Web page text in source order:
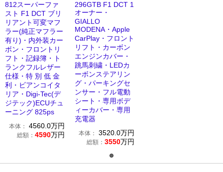
812スーパーファ
スト F1 DCT ブリ
リアント可変マフ
ラー(純正マフラー
有り)・内外装カー
ボン・フロントリ
フト・記録簿・ト
ランクフルレザー
仕様・特 別 低 金
利・ビアンコイタ
リア・Digi-Tec(デ
ジテック)ECUチュ
ーニング 825ps
本体： 4560.0万円
総額： 4590万円
296GTB F1 DCT 1
オーナー・
GIALLO
MODENA・Apple
CarPlay・フロント
リフト・カーボン
エンジンカバー・
跳馬刺繍・LEDカ
ーボンステアリン
グ・パーキングセ
ンサー・フル電動
シート・専用ボデ
ィーカバー・専用
充電器
本体： 3520.0万円
総額： 3550万円